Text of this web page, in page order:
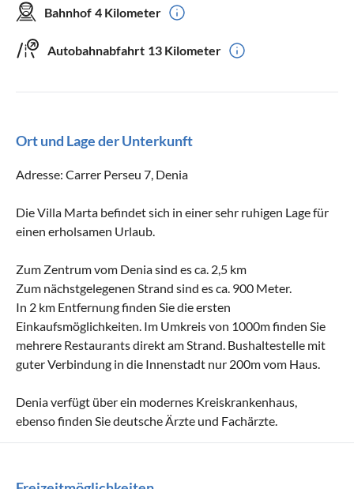
Bahnhof 4 Kilometer
Autobahnabfahrt 13 Kilometer
Ort und Lage der Unterkunft
Adresse: Carrer Perseu 7, Denia
Die Villa Marta befindet sich in einer sehr ruhigen Lage für
einen erholsamen Urlaub.
Zum Zentrum vom Denia sind es ca. 2,5 km
Zum nächstgelegenen Strand sind es ca. 900 Meter.
In 2 km Entfernung finden Sie die ersten
Einkaufsmöglichkeiten. Im Umkreis von 1000m finden Sie
mehrere Restaurants direkt am Strand. Bushaltestelle mit
guter Verbindung in die Innenstadt nur 200m vom Haus.
Denia verfügt über ein modernes Kreiskrankenhaus,
ebenso finden Sie deutsche Ärzte und Fachärzte.